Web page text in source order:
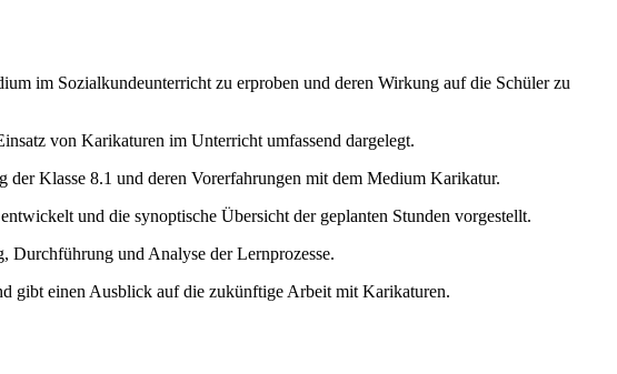
im Sozialkundeunterricht zu erproben und deren Wirkung auf die Schüler zu
von Karikaturen im Unterricht umfassend dargelegt.
der Klasse 8.1 und deren Vorerfahrungen mit dem Medium Karikatur.
und die synoptische Übersicht der geplanten Stunden vorgestellt.
Durchführung und Analyse der Lernprozesse.
gibt einen Ausblick auf die zukünftige Arbeit mit Karikaturen.